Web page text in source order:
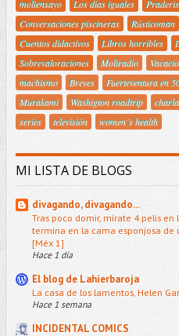
moliensayo
Los días iguales
Conversaciones piscineras
Rústicoman
Cuentos didactivos
Libros horribles
Sobrevaloraciones
Moliradio
machismo
Breves Fuerteventura en
Murakami
Washigton roadtrip charla
series
televisión women´s health
MI LISTA DE BLOGS
divagando, divagando...
Tras poco domir, mírate 4 pelis en
termina en la cama esponjosa
[Méx 1]
Hace 1 día
El blog de Lahierbaroja
La casa de los lamentos, Helen
Hace 1 semana
INCIDENTAL COMICS